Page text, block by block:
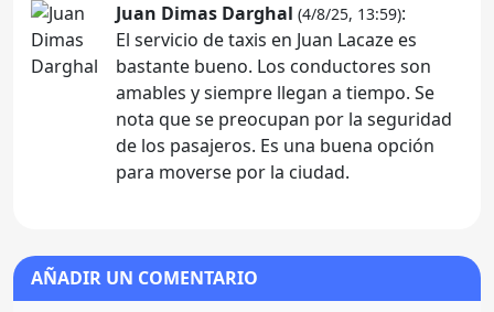
Juan Dimas Darghal (4/8/25, 13:59):
El servicio de taxis en Juan Lacaze es
bastante bueno. Los conductores son
amables y siempre llegan a tiempo. Se
nota que se preocupan por la seguridad
de los pasajeros. Es una buena opción
para moverse por la ciudad.
AÑADIR UN COMENTARIO